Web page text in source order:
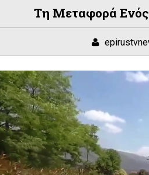
Τη Μεταφορά Ενός